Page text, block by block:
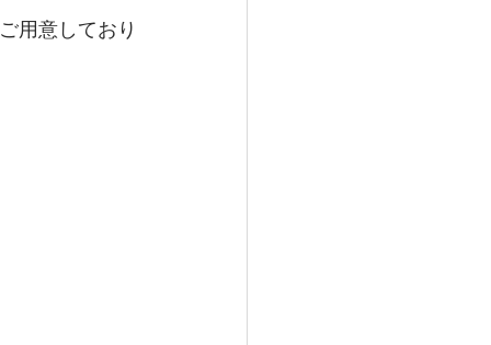
用意しており